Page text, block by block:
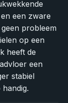
een zware
probleem
op een
heeft de
een
stabiel